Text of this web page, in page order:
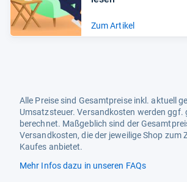
Zum Artikel
Alle Preise sind Gesamtpreise inkl. aktuell
Umsatzsteuer. Versandkosten werden ggf.
berechnet. Maßgeblich sind der
Versandkosten, die der jeweilige Shop zum
Kaufes anbietet.
Mehr Infos dazu in unseren FAQs